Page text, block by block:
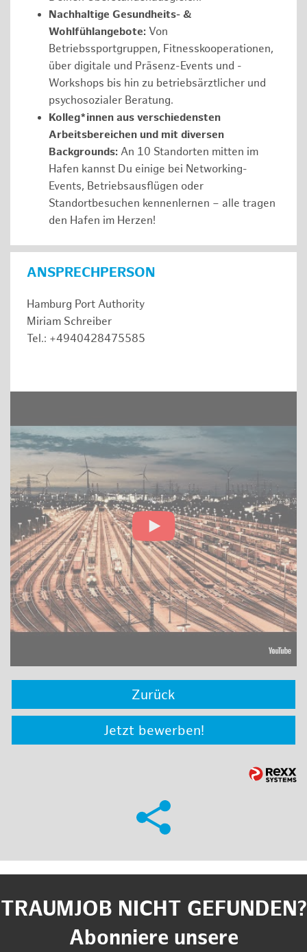
Nachhaltige Gesundheits- &
Wohlfühlangebote: Von
Betriebssportgruppen, Fitnesskooperationen,
über digitale und Präsenz-Events und -
Workshops bis hin zu betriebsärztlicher und
psychosozialer Beratung.
Kolleg*innen aus verschiedensten
Arbeitsbereichen und mit diversen
Backgrounds: An 10 Standorten mitten im
Hafen kannst Du einige bei Networking-
Events, Betriebsausflügen oder
Standortbesuchen kennenlernen – alle tragen
den Hafen im Herzen!
ANSPRECHPERSON
Hamburg Port Authority
Miriam Schreiber
Tel.: +4940428475585
Zurück
Jetzt bewerben!
TRAUMJOB NICHT GEFUNDEN?
Abonniere unsere